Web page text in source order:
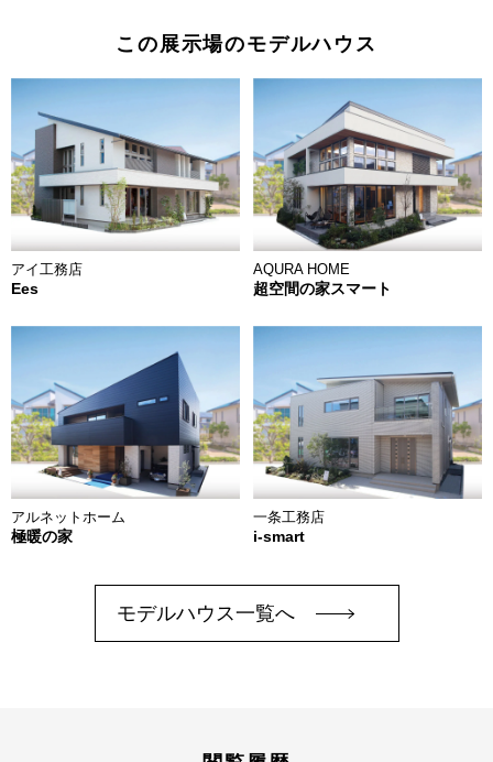
この展示場のモデルハウス
アイ工務店
Ees
AQURA HOME
超空間の家スマート
アルネットホーム
極暖の家
一条工務店
i-smart
モデルハウス一覧へ